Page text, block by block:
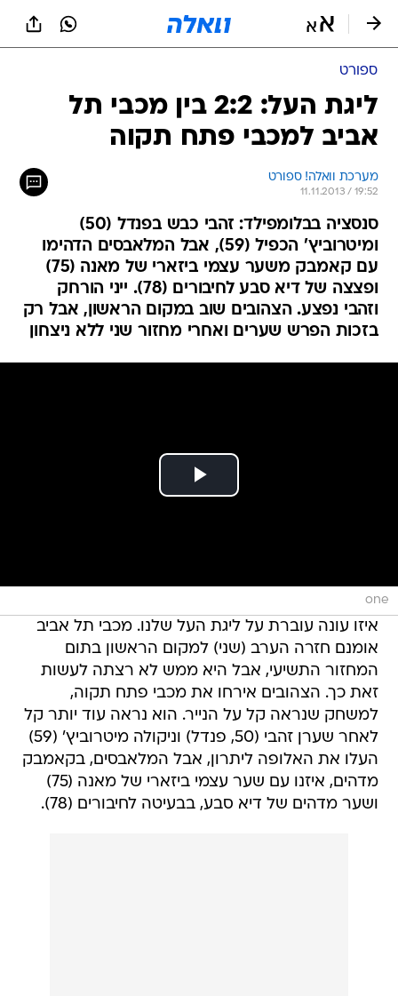
ספורט
ליגת העל: 2:2 בין מכבי תל
אביב למכבי פתח תקוה
מערכת וואלה! ספורט
11.11.2013 / 19:52
סנסציה בבלומפילד: זהבי כבש בפנדל (50)
ומיטרוביץ' הכפיל (59), אבל המלאבסים הדהימו
עם קאמבק משער עצמי ביזארי של מאנה (75)
ופצצה של דיא סבע לחיבורים (78). ייני הורחק
וזהבי נפצע. הצהובים שוב במקום הראשון, אבל רק
בזכות הפרש שערים ואחרי מחזור שני ללא ניצחון
one
איזו עונה עוברת על ליגת העל שלנו. מכבי תל אביב
אומנם חזרה הערב (שני) למקום הראשון בתום
המחזור התשיעי, אבל היא ממש לא רצתה לעשות
זאת כך. הצהובים אירחו את מכבי פתח תקוה,
למשחק שנראה קל על הנייר. הוא נראה עוד יותר קל
לאחר שערן זהבי (50, פנדל) וניקולה מיטרוביץ' (59)
העלו את האלופה ליתרון, אבל המלאבסים, בקאמבק
מדהים, איזנו עם שער עצמי ביזארי של מאנה (75)
ושער מדהים של דיא סבע, בבעיטה לחיבורים (78).